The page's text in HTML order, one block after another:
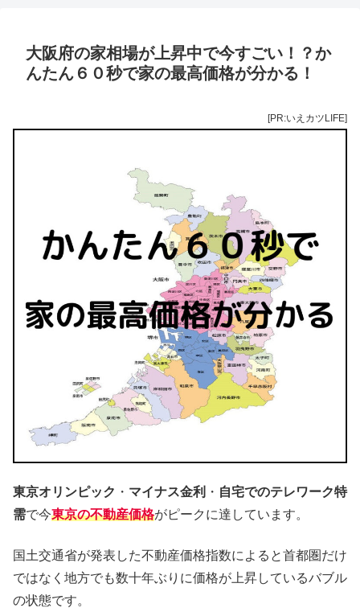
大阪府の家相場が上昇中で今すごい！？か
んたん６０秒で家の最高価格が分かる！
[PR:いえカツLIFE]
東京オリンピック ・ マイナス金利 ・ 自宅でのテレワーク特
需で今東京の不動産価格がピークに達しています。
国土交通省が発表した不動産価格指数によると首都圏だけ
ではなく地方でも数十年ぶりに価格が上昇しているバブル
の状態です。